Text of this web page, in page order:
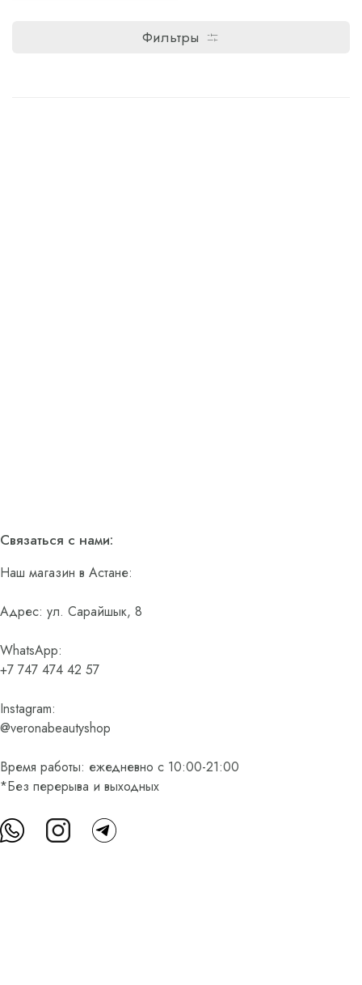
Фильтры
Связаться с нами:
Наш магазин в Астане:
Адрес: ул. Сарайшык, 8
WhatsApp:
+7 747 474 42 57
Instagram:
@veronabeautyshop
Время работы: ежедневно с 10:00-21:00
*Без перерыва и выходных